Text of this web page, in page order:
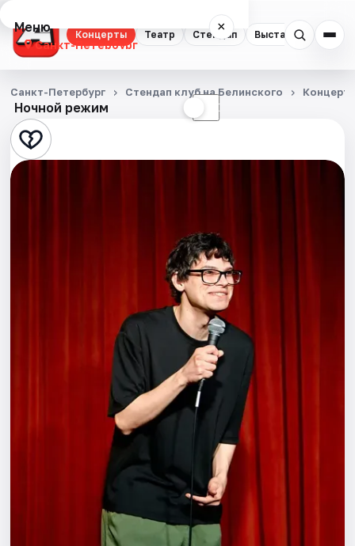
Концерты Театр Стендап Выставки
Меню ×
Санкт-Петербург
Концерты
Театр
Стендап
Ночной режим ☾
Санкт-Петербург Стендап клуб на Белинского